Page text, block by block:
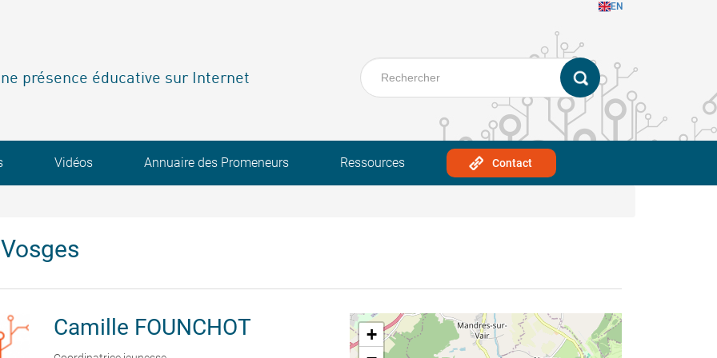
EN
présence éducative sur Internet
Vidéos Annuaire des Promeneurs Ressources Contact
Camille FOUNCHOT
+